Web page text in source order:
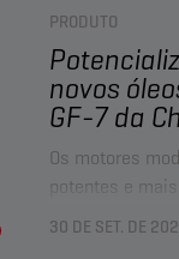
PRODUTO
novos
GF-7 da
Os motores
potentes e
que funcionam
exigências
30 DE SET. DE